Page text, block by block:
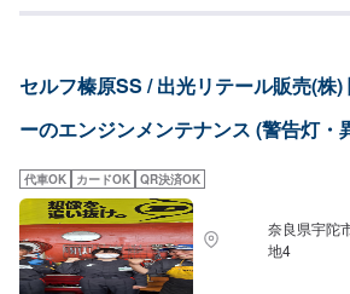
セルフ榛原SS / 出光リテール販売(株)
ーのエンジンメンテナンス (警告灯・
代車OK カードOK QR決済OK
奈良県宇陀
地4